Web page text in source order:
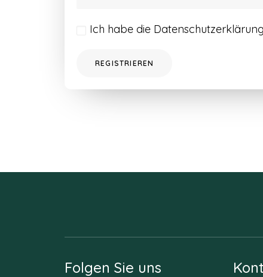
Ich habe die Datenschutzerklärung
REGISTRIEREN
Folgen Sie uns